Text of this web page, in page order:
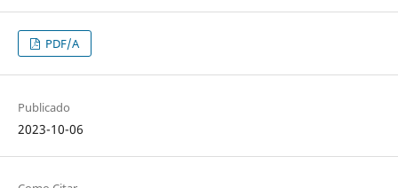
PDF/A
Publicado
2023-10-06